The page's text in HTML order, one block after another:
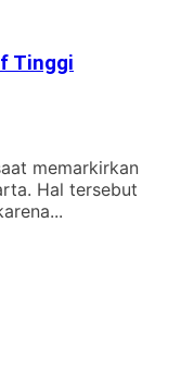
Tinggi
memarkirkan
Hal tersebut